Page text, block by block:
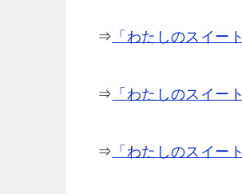
⇒ 「わたしのスイー
⇒ 「わたしのスイー
⇒ 「わたしのスイー